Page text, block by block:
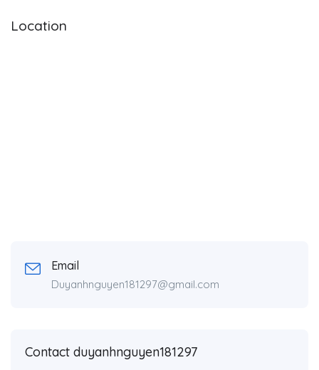
Location
Email
Duyanhnguyen181297@gmail.com
Contact duyanhnguyen181297